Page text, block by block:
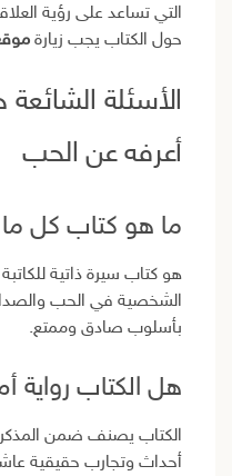
التي تساعد على رؤية
حول الكتاب يجب زيارة
الأسئلة
أعرفه عن الحب
ما هو كتاب كل
هو كتاب سيرة ذاتية للكاتبة
الشخصية في الحب
بأسلوب صادق وممتع.
هل الكتاب رواية
الكتاب يصنف ضمن
أحداث وتجارب حقيقية